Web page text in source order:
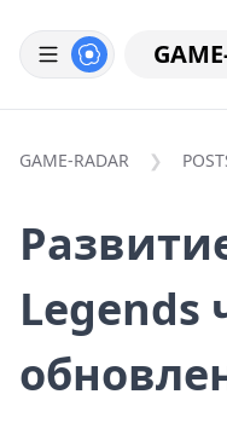
GAME-RADAR
Legends